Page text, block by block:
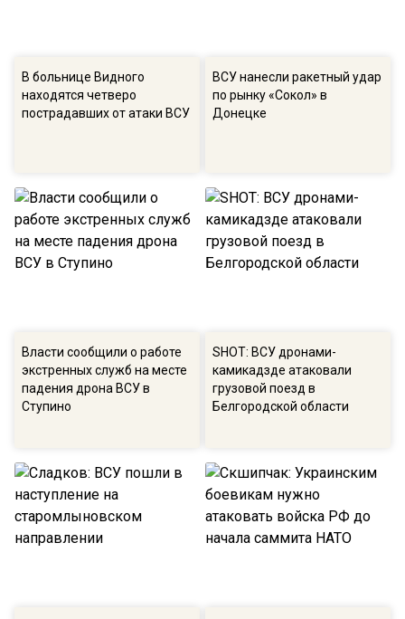
В больнице Видного
находятся четверо
пострадавших от атаки ВСУ
ВСУ нанесли ракетный удар
по рынку «Сокол» в
Донецке
Власти сообщили о работе
экстренных служб на месте
падения дрона ВСУ в
Ступино
SHOT: ВСУ дронами-
камикадзде атаковали
грузовой поезд в
Белгородской области